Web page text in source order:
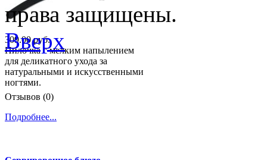
309.00 руб.
Пилочка с мелким напылением
для деликатного ухода за
натуральными и искусственными
ногтями.
Отзывов (0)
Подробнее...
права защищены.
Вверх